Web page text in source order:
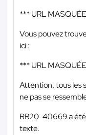
*** URL
Vous pouvez
ici :
*** URL
Attention, tous les
ne pas se
RR20-40669 a été
texte.